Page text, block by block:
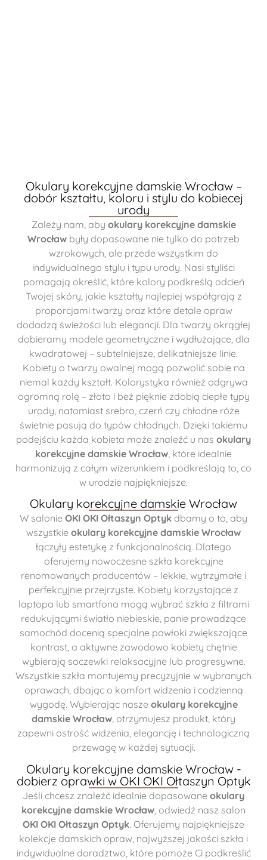
Okulary korekcyjne damskie Wrocław –
dobór kształtu, koloru i stylu do kobiecej
urody
Zależy nam, aby okulary korekcyjne damskie
Wrocław były dopasowane nie tylko do potrzeb
wzrokowych, ale przede wszystkim do
indywidualnego stylu i typu urody. Nasi styliści
pomagają określić, które kolory podkreślą odcień
Twojej skóry, jakie kształty najlepiej współgrają z
proporcjami twarzy oraz które detale opraw
dodadzą świeżości lub elegancji. Dla twarzy okrągłej
dobieramy modele geometryczne i wydłużające, dla
kwadratowej – subtelniejsze, delikatniejsze linie.
Kobiety o twarzy owalnej mogą pozwolić sobie na
niemal każdy kształt. Kolorystyka również odgrywa
ogromną rolę – złoto i beż pięknie zdobią ciepłe typy
urody, natomiast srebro, czerń czy chłodne róże
świetnie pasują do typów chłodnych. Dzięki takiemu
podejściu każda kobieta może znaleźć u nas okulary
korekcyjne damskie Wrocław , które idealnie
harmonizują z całym wizerunkiem i podkreślają to, co
w urodzie najpiękniejsze.
Okulary korekcyjne damskie Wrocław
W salonie OKI OKI Ołtaszyn Optyk dbamy o to, aby
wszystkie okulary korekcyjne damskie Wrocław
łączyły estetykę z funkcjonalnością. Dlatego
oferujemy nowoczesne szkła korekcyjne
renomowanych producentów – lekkie, wytrzymałe i
perfekcyjnie przejrzyste. Kobiety korzystające z
laptopa lub smartfona mogą wybrać szkła z filtrami
redukującymi światło niebieskie, panie prowadzące
samochód docenią specjalne powłoki zwiększające
kontrast, a aktywne zawodowo kobiety chętnie
wybierają soczewki relaksacyjne lub progresywne.
Wszystkie szkła montujemy precyzyjnie w wybranych
oprawach, dbając o komfort widzenia i codzienną
wygodę. Wybierając nasze okulary korekcyjne
damskie Wrocław, otrzymujesz produkt, który
zapewni ostrość widzenia, elegancję i technologiczną
przewagę w każdej sytuacji.
Okulary korekcyjne damskie Wrocław -
dobierz oprawki w OKI OKI Ołtaszyn Optyk
Jeśli chcesz znaleźć idealnie dopasowane okulary
korekcyjne damskie Wrocław , odwiedź nasz salon
OKI OKI Ołtaszyn Optyk. Oferujemy najpiękniejsze
kolekcje damskich opraw, najwyższej jakości szkła i
indywidualne doradztwo, które pomoże Ci podkreślić